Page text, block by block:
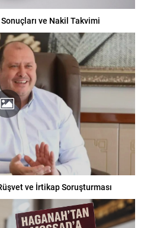
ve Nakil Takvimi
ve İrtikap Soruşturması